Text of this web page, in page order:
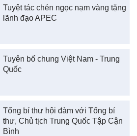
Tuyệt tác chén ngọc nạm vàng tặng
lãnh đạo APEC
Tuyên bố chung Việt Nam - Trung
Quốc
Tổng bí thư hội đàm với Tổng bí
thư, Chủ tịch Trung Quốc Tập Cận
Bình